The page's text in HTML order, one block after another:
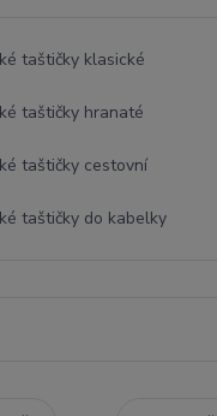
taštičky klasické
taštičky hranaté
taštičky cestovní
taštičky do kabelky